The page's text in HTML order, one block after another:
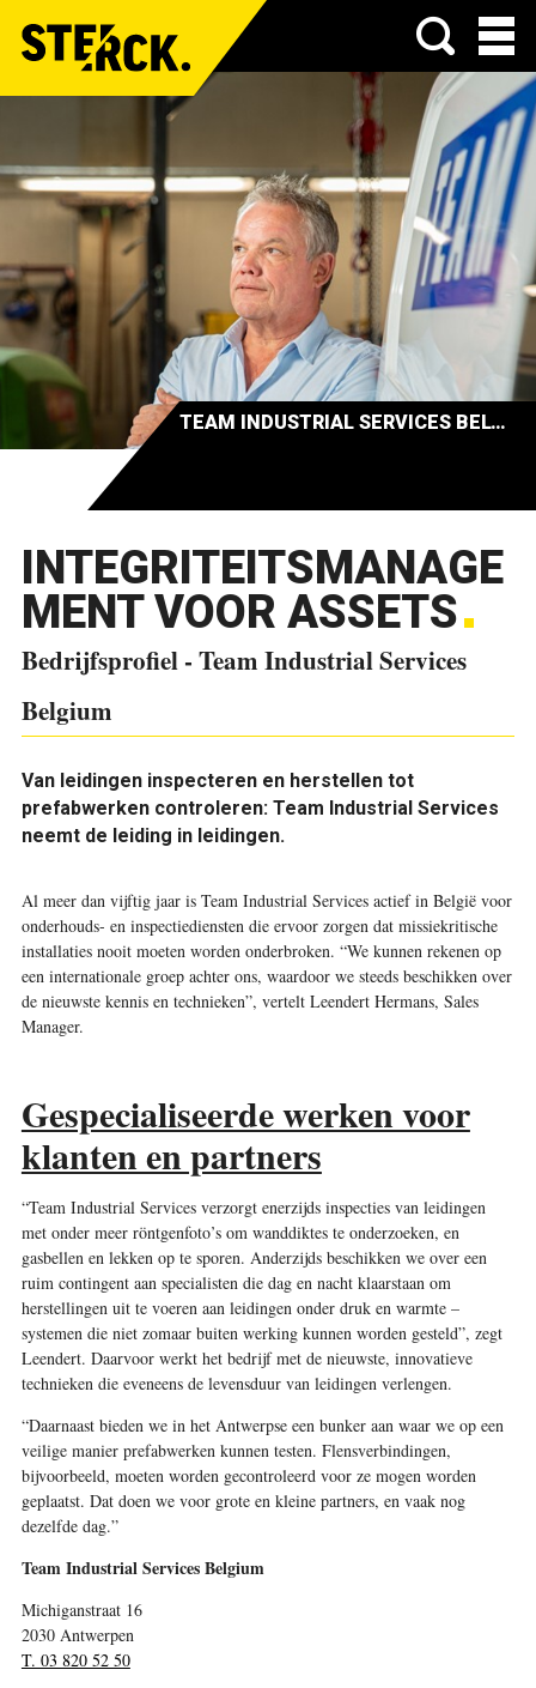
Menu
TEAM INDUSTRIAL SERVICES BELGIUM
INTEGRITEITSMANAGE
MENT VOOR ASSETS
Bedrijfsprofiel - Team Industrial Services
Belgium
Van leidingen inspecteren en herstellen tot
prefabwerken controleren: Team Industrial Services
neemt de leiding in leidingen.
Al meer dan vijftig jaar is Team Industrial Services actief in België voor
onderhouds- en inspectiediensten die ervoor zorgen dat missiekritische
installaties nooit moeten worden onderbroken. “We kunnen rekenen op
een internationale groep achter ons, waardoor we steeds beschikken over
de nieuwste kennis en technieken”, vertelt Leendert Hermans, Sales
Manager.
Gespecialiseerde werken voor
klanten en partners
“Team Industrial Services verzorgt enerzijds inspecties van leidingen
met onder meer röntgenfoto’s om wanddiktes te onderzoeken, en
gasbellen en lekken op te sporen. Anderzijds beschikken we over een
ruim contingent aan specialisten die dag en nacht klaarstaan om
herstellingen uit te voeren aan leidingen onder druk en warmte –
systemen die niet zomaar buiten werking kunnen worden gesteld”, zegt
Leendert. Daarvoor werkt het bedrijf met de nieuwste, innovatieve
technieken die eveneens de levensduur van leidingen verlengen.
“Daarnaast bieden we in het Antwerpse een bunker aan waar we op een
veilige manier prefabwerken kunnen testen. Flensverbindingen,
bijvoorbeeld, moeten worden gecontroleerd voor ze mogen worden
geplaatst. Dat doen we voor grote en kleine partners, en vaak nog
dezelfde dag.”
Team Industrial Services Belgium
Michiganstraat 16
2030 Antwerpen
T. 03 820 52 50